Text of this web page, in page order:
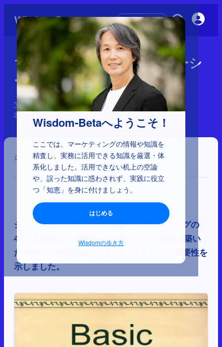
Wisdom-Betaへようこそ！
ここでは、マーケティングの情報や知識を
精査し、実務に活用できる知識を厳選・体
系化しました。活用できない机上の空論
や、誤った知識に惑わされず、実践に役立
つ「知恵」を身に付けましょう。
はじめる
Wisdomの歩き方
初めての方へ
1-4-8：ジェローム・マッカーシ
ー
マーケティングに影響を与えた41人と理論
2025年2月3日
シェア
ジェローム・マッカーシーは「マーケティングの
4P」を提唱し、現代マーケティングの基礎を築い
た学者で、経営視点からのマーケティング重要性を
示しました。